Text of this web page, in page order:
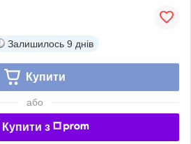
Залишилось 9 днів
Купити
або
Купити з